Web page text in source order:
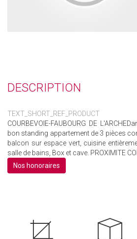
DESCRIPTION
TEXT_SHORT_REF_PRODUCT
COURBEVOIE-FAUBOURG DE
bon standing appartement de 3 pièces
balcon sur espace vert, cuisine
salle de bains, Box et cave. PROXIMITE
Nos honoraires